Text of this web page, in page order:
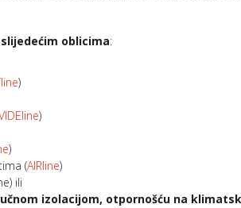
oblicima:
)
)
)
(AIRline)
ili
izolacijom, otpornošću na